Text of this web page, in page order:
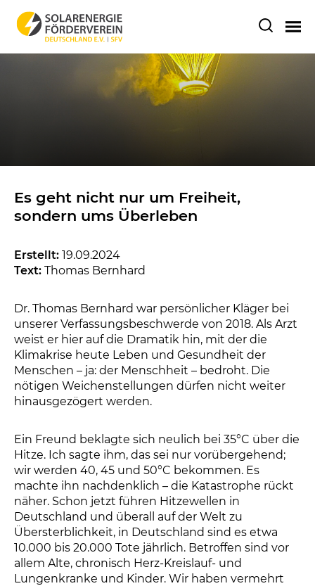
Es geht nicht nur um Freiheit,
sondern ums Überleben
Erstellt: 19.09.2024
Text: Thomas Bernhard
Dr. Thomas Bernhard war persönlicher Kläger bei
unserer Verfassungsbeschwerde von 2018. Als Arzt
weist er hier auf die Dramatik hin, mit der die
Klimakrise heute Leben und Gesundheit der
Menschen – ja: der Menschheit – bedroht. Die
nötigen Weichenstellungen dürfen nicht weiter
hinausgezögert werden.
Ein Freund beklagte sich neulich bei 35°C über die
Hitze. Ich sagte ihm, das sei nur vorübergehend;
wir werden 40, 45 und 50°C bekommen. Es
machte ihn nachdenklich – die Katastrophe rückt
näher. Schon jetzt führen Hitzewellen in
Deutschland und überall auf der Welt zu
Übersterblichkeit, in Deutschland sind es etwa
10.000 bis 20.000 Tote jährlich. Betroffen sind vor
allem Alte, chronisch Herz-Kreislauf- und
Lungenkranke und Kinder. Wir haben vermehrt